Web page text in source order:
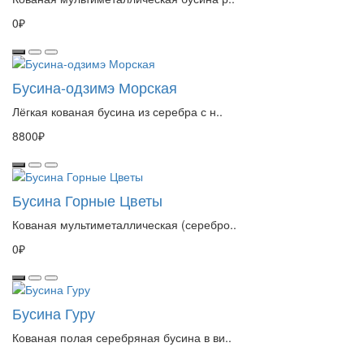
0₽
Бусина-одзимэ Морская
Лёгкая кованая бусина из серебра с н..
8800₽
Бусина Горные Цветы
Кованая мультиметаллическая (серебро..
0₽
Бусина Гуру
Кованая полая серебряная бусина в ви..